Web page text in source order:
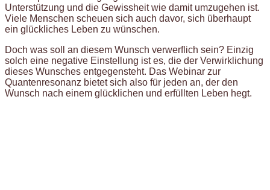
Unterstützung und die Gewissheit wie damit umzugehen ist.
Viele Menschen scheuen sich auch davor, sich überhaupt
ein glückliches Leben zu wünschen.
Doch was soll an diesem Wunsch verwerflich sein? Einzig
solch eine negative Einstellung ist es, die der Verwirklichung
dieses Wunsches entgegensteht. Das Webinar zur
Quantenresonanz bietet sich also für jeden an, der den
Wunsch nach einem glücklichen und erfüllten Leben hegt.